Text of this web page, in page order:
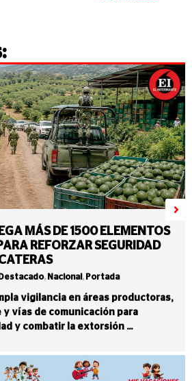
MÁS DE 1500 ELEMENTOS
REFORZAR SEGURIDAD
Destacado, Nacional , Portada
vigilancia en áreas productoras,
vías de comunicación para
y combatir la extorsión …